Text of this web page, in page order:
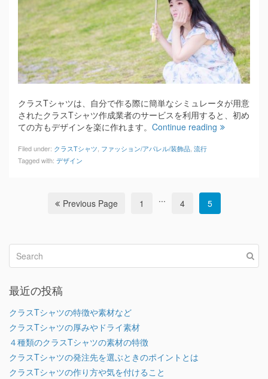
クラスTシャツは、自分で作る際に簡単なシミュレータが用意
されたクラスTシャツ作成業者のサービスを利用すると、初め
ての方もデザインを楽に作れます。 Continue reading
Filed under: クラスTシャツ, ファッション/アパレル/装飾品, 流行
Tagged with: デザイン
Previous Page 1 ... 4 5
最近の投稿
クラスTシャツの特徴や素材など
クラスTシャツの厚みやドライ素材
４種類のクラスTシャツの素材の特徴
クラスTシャツの発注先を選ぶときのポイントとは
クラスTシャツの作り方や気を付けること